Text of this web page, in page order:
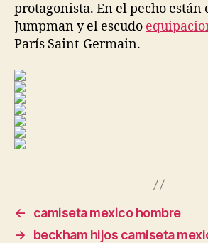
protagonista. En el pecho están
Jumpman y el escudo
París Saint-Germain.
←
camiseta mexico hombre
→
beckham hijos camiseta